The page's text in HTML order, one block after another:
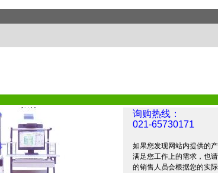
询购热线：
021-65730171
如果您发现网站内提供的
满足您工作上的需求，也
的销售人员会根据您的实